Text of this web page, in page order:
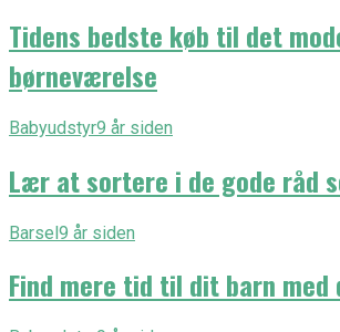
Tidens bedste køb til det
børneværelse
Babyudstyr9 år siden
Lær at sortere i de gode råd
Barsel9 år siden
Find mere tid til dit barn med